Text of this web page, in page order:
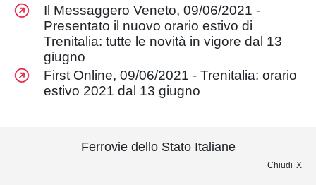
Il Messaggero Veneto, 09/06/2021 -
Presentato il nuovo orario estivo di
Trenitalia: tutte le novità in vigore dal 13
giugno
First Online, 09/06/2021 - Trenitalia: orario
estivo 2021 dal 13 giugno
Ferrovie dello Stato Italiane
Chiudi